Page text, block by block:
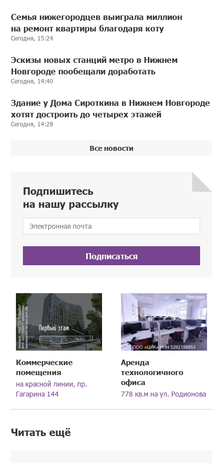
Семья нижегородцев выиграла миллион
на ремонт квартиры благодаря коту
Сегодня, 15:24
Эскизы новых станций метро в Нижнем
Новгороде пообещали доработать
Сегодня, 14:40
Здание у Дома Сироткина в Нижнем Новгороде
хотят достроить до четырех этажей
Сегодня, 14:28
Все новости
Подпишитесь
на нашу рассылку
Подписаться
Коммерческие
помещения
на красной линии, пр.
Гагарина 144
Аренда
технологичного
офиса
778 кв.м на ул. Родионова
Читать ещё